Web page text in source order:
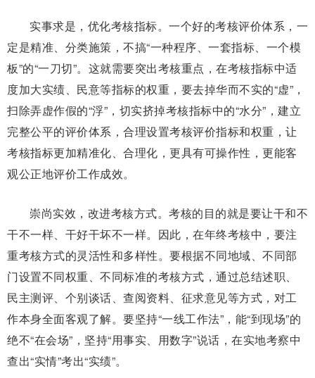
实事求是，优化考核指标。一个好的考核评价体系，一
定是精准、分类施策，不搞“一种程序、一套指标、一个模
板”的“一刀切”。这就需要突出考核重点，在考核指标中适
度加大实绩、民意等指标的权重，要去掉华而不实的“虚”，
扫除弄虚作假的“浮”，切实挤掉考核指标中的“水分”，建立
完整公平的评价体系，合理设置考核评价指标和权重，让
考核指标更加精准化、合理化，更具有可操作性，更能客
观公正地评价工作成效。
崇尚实效，改进考核方式。考核的目的就是要让干和不
干不一样、干好干坏不一样。因此，在年终考核中，要注
重考核方式的灵活性和多样性。要根据不同地域、不同部
门设置不同权重、不同标准的考核方式，通过总结述职、
民主测评、个别谈话、查阅资料、征求意见等方式，对工
作本身全面客观了解。要坚持“一线工作法”，能“到现场”的
绝不“在会场”，坚持“用事实、用数字”说话，在实地考察中
查出“实情”考出“实绩”。